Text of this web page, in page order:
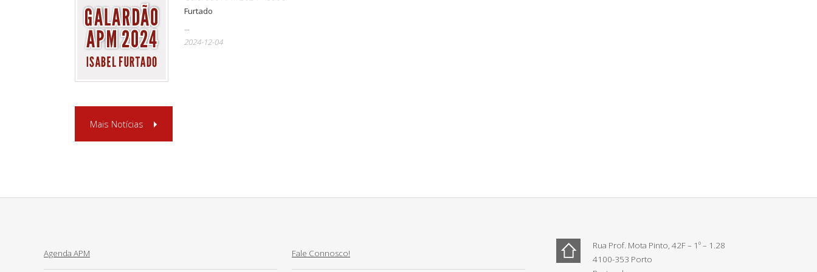
Furtado
...
2024-12-04
Mais Notícias
Agenda APM Fale Connosco!
Rua Prof. Mota Pinto, 42F – 1º – 1.28
4100-353 Porto